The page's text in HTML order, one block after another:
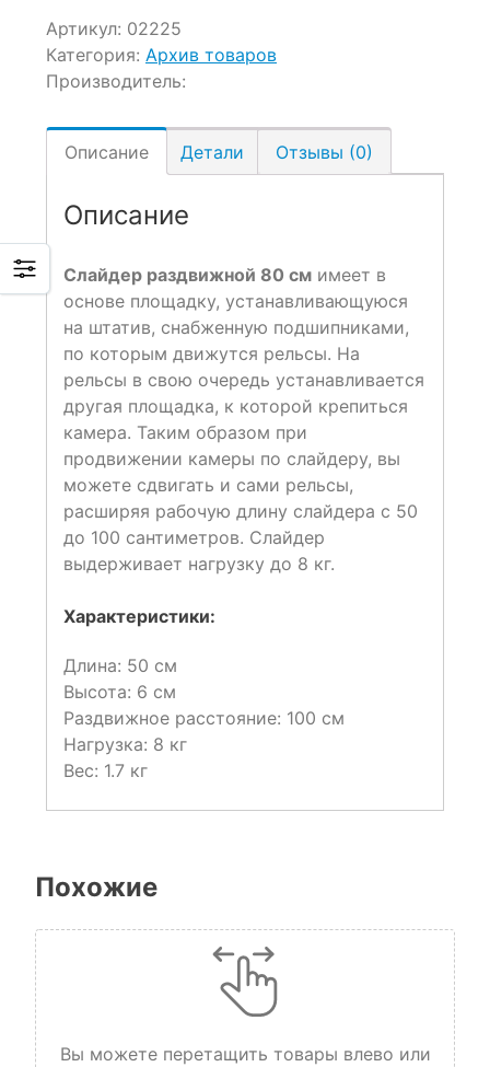
Артикул: 02225
Категория: Архив товаров
Производитель:
Описание Детали Отзывы (0)
Описание
Слайдер раздвижной 80 см имеет в
основе площадку, устанавливающуюся
на штатив, снабженную подшипниками,
по которым движутся рельсы. На
рельсы в свою очередь устанавливается
другая площадка, к которой крепиться
камера. Таким образом при
продвижении камеры по слайдеру, вы
можете сдвигать и сами рельсы,
расширяя рабочую длину слайдера с 50
до 100 сантиметров. Слайдер
выдерживает нагрузку до 8 кг.
Характеристики:
Длина: 50 см
Высота: 6 см
Раздвижное расстояние: 100 см
Нагрузка: 8 кг
Вес: 1.7 кг
Похожие
Вы можете перетащить товары влево или